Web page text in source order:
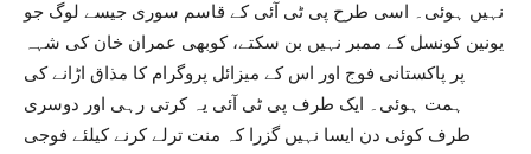
نہیں ہوئی۔ اسی طرح پی ٹی آئی کے قاسم سوری جیسے لوگ جو
یونین کونسل کے ممبر نہیں بن سکتے، کوبھی عمران خان کی شہہ
پر پاکستانی فوج اور اس کے میزائل پروگرام کا مذاق اڑانے کی
ہمت ہوئی۔ ایک طرف پی ٹی آئی یہ کرتی رہی اور دوسری
طرف کوئی دن ایسا نہیں گزرا کہ منت ترلے کرنے کیلئے فوجی